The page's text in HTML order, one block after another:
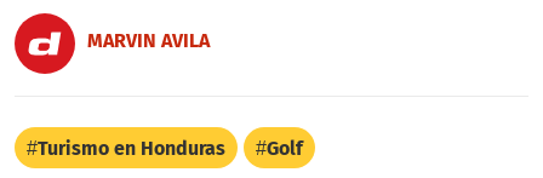
MARVIN AVILA
Turismo en Honduras Golf